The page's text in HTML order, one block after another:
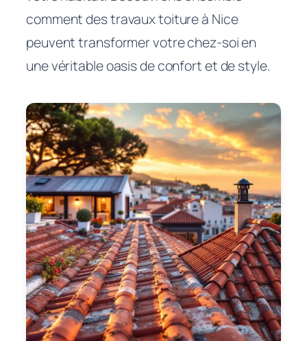
comment des travaux toiture à Nice
peuvent transformer votre chez-soi en
une véritable oasis de confort et de style.